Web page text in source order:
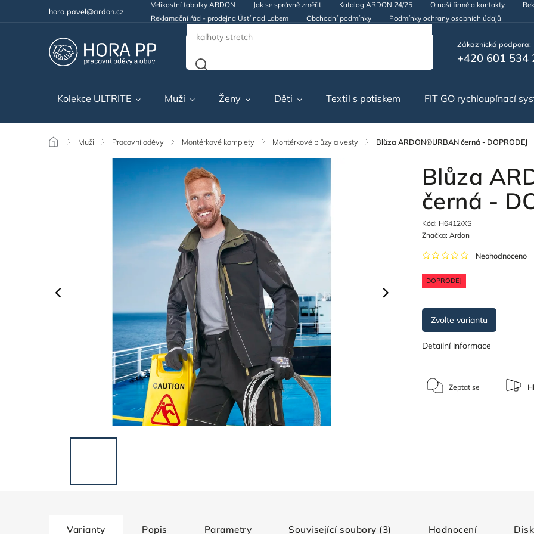
hora.pavel@ardon.cz
Velikostní tabulky ARDON Jak se správně změřit Katalog ARDON 24/25 O naší firmě a kontakty
Reklamační řád - prodejna Ústí nad Labem
Obchodní podmínky Podmínky ochrany osobních údajů
Zákaznická podpora:
+420 601 534
Kolekce ULTRITE Muži Ženy Děti Textil s potiskem FIT GO rychloupínací
/ Muži / Pracovní oděvy / Montérkové komplety / Montérkové blůzy a vesty / Blůza ARDON®URBAN černá - DOPRODEJ
Blůza
černá -
Kód: H6412/XS
DOPRODEJ
Neohodnoceno
Značka: Ardon
Zvolte variantu
Detailní informace
Zeptat se
Varianty Popis Parametry Související soubory (3) Hodnocení